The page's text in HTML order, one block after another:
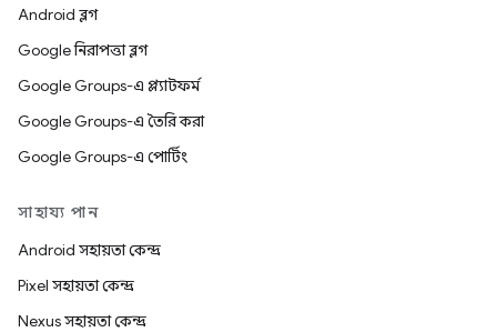
Android ব্লগ
Google নিরাপত্তা ব্লগ
Google Groups-এ প্ল্যাটফর্ম
Google Groups-এ তৈরি করা
Google Groups-এ পোর্টিং
সাহায্য পান
Android সহায়তা কেন্দ্র
Pixel সহায়তা কেন্দ্র
Nexus সহায়তা কেন্দ্র